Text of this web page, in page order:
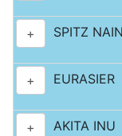
+ SPITZ
+ EURASIER
+ AKITA INU